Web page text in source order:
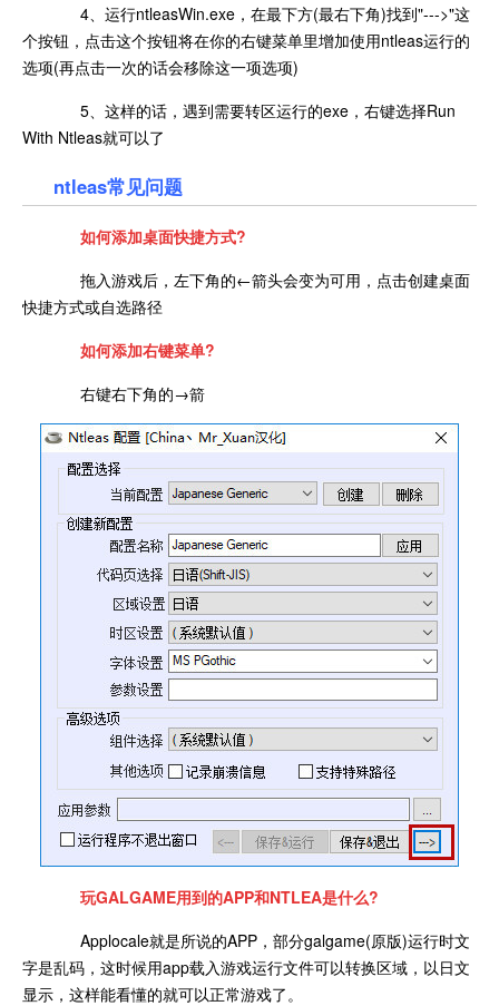
4、运行ntleasWin.exe，在最下方(最右下角)找到"--->"这
个按钮，点击这个按钮将在你的右键菜单里增加使用ntleas运行的
选项(再点击一次的话会移除这一项选项)
5、这样的话，遇到需要转区运行的exe，右键选择Run
With Ntleas就可以了
ntleas常见问题
如何添加桌面快捷方式?
拖入游戏后，左下角的←箭头会变为可用，点击创建桌面
快捷方式或自选路径
如何添加右键菜单?
右键右下角的→箭
玩GALGAME用到的APP和NTLEA是什么?
Applocale就是所说的APP，部分galgame(原版)运行时文
字是乱码，这时候用app载入游戏运行文件可以转换区域，以日文
显示，这样能看懂的就可以正常游戏了。